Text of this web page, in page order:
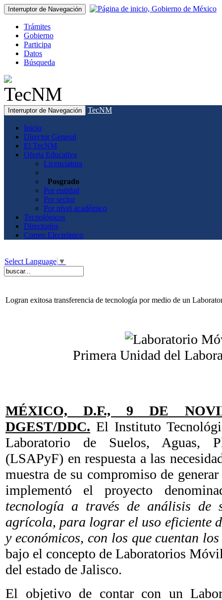
Interruptor de Navegación
Trámites
Gobierno
Participa
Datos
Búsqueda
Interruptor de Navegación TecNM
Inicio
Director General
El TecNM
Oferta Educativa
Licenciatura
Posgrado
Por entidad
Por sector
Por nivel académico
Tecnológicos
Directorios
Correo Electrónico
Select Language ▼
Logran exitosa transferencia de tecnología por medio de un
Primera Unidad del
MÉXICO, D.F., 9 DE
DGEST/DDC. El Instituto
Laboratorio de Suelos, Aguas,
(LSAPyF) en respuesta a las
muestra de su compromiso de
implementó el proyecto
tecnología a través de análisis de
agrícola, para lograr el uso eficiente
y económicos, con los que cuentan
bajo el concepto de Laboratorios
del estado de Jalisco.
El objetivo de contar con un